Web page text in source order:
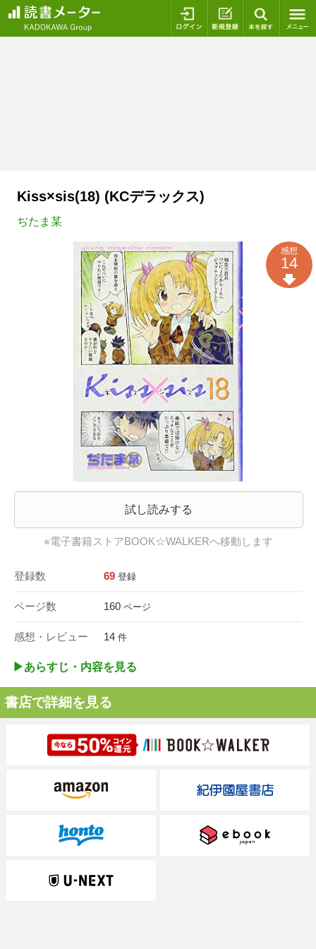
ログイン 新規登録
Kiss×sis(18) (KCデラックス)
ぢたま某
試し読みする
※電子書籍ストアBOOK☆WALKERへ移動します
登録数 69 登録
ページ数 160 ページ
感想・レビュー 14 件
感想
14
▶︎あらすじ・内容を見る
書店で詳細を見る